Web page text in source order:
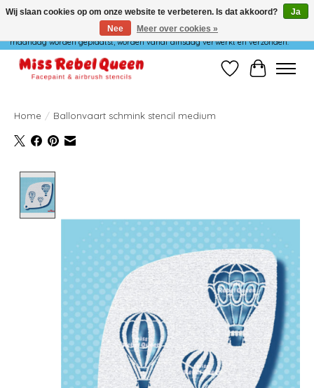
Wij verzenden niet op maandag. Bestellingen die in het weekend of op
maandag worden geplaatst, worden vanaf dinsdag verwerkt en verzonden.
Verlanglijst
Home / Ballonvaart schmink stencil medium
Wij slaan cookies op om onze website te verbeteren. Is dat akkoord?
Ja
Nee
Meer over cookies »